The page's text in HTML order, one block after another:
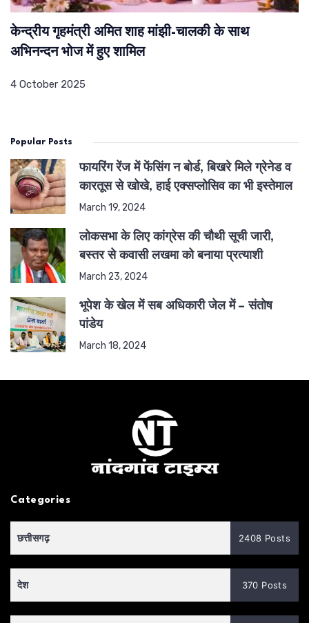
केन्द्रीय गृहमंत्री अमित शाह मांझी-चालकी के साथ
अभिनन्दन भोज में हुए शामिल
4 October 2025
Popular Posts
फायरिंग रेंज में फेंसिंग न बोर्ड, बिखरे मिले ग्रेनेड व
कारतूस से खोखे, हाई एक्सप्लोसिव का भी इस्तेमाल
March 19, 2024
लोकसभा के लिए कांग्रेस की चौथी सूची जारी,
बस्तर से कवासी लखमा को बनाया प्रत्याशी
March 23, 2024
भूपेश के खेल में सब अधिकारी जेल में – संतोष
पांडेय
March 18, 2024
Categories
छत्तीसगढ़ 2408 Posts
देश 370 Posts